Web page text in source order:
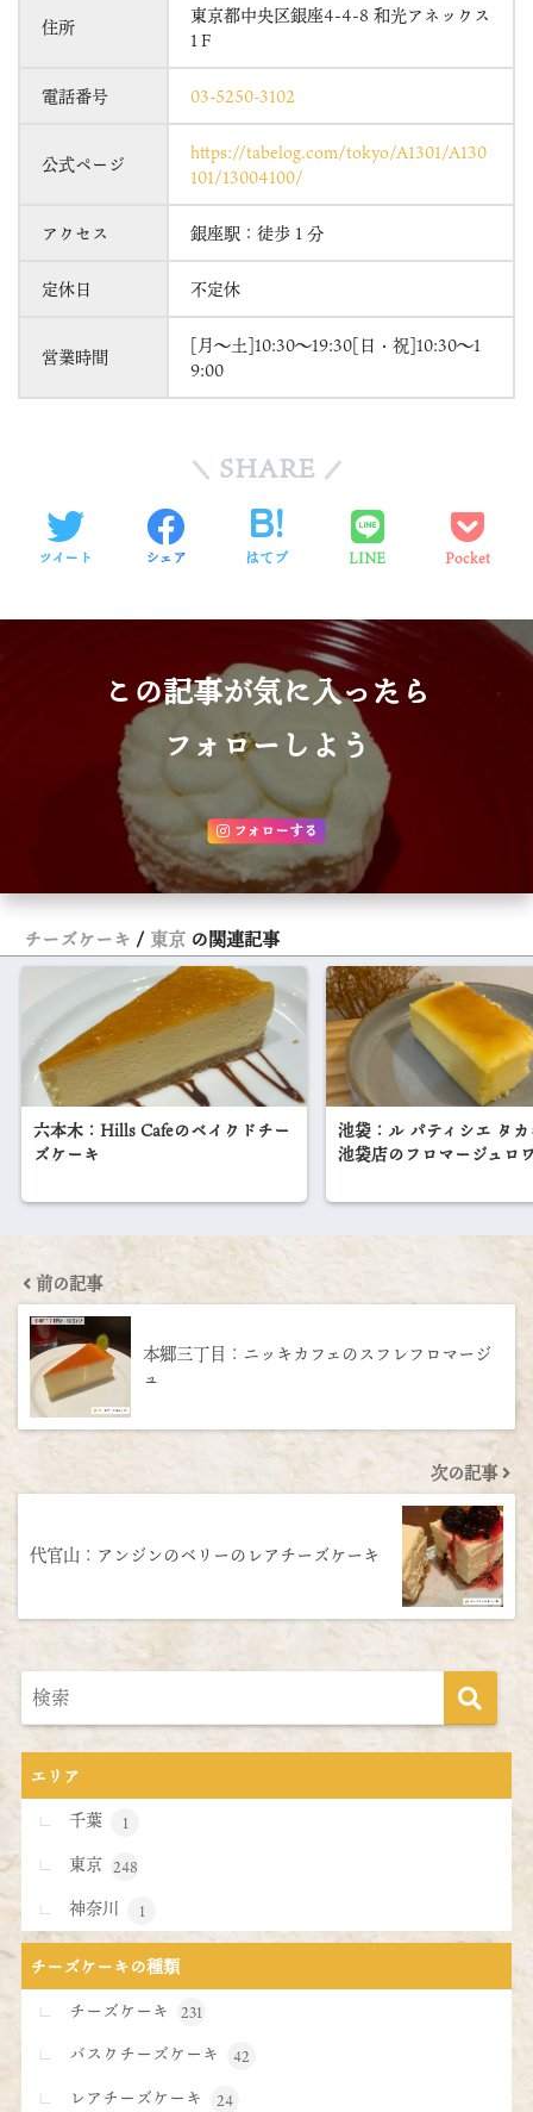
住所
東京都中央区銀座4-4-8 和光アネックス
1Ｆ
電話番号 03-5250-3102
公式ページ
https://tabelog.com/tokyo/A1301/A130
101/13004100/
アクセス 銀座駅：徒歩１分
定休日 不定休
営業時間
[月～土]10:30～19:30[日・祝]10:30～1
9:00
SHARE
ツイート シェア はてブ LINE Pocket
この記事が気に入ったら
フォローしよう
フォローする
チーズケーキ 東京 の関連記事
六本木：Hills Cafeのベイクドチー
ズケーキ
池袋：ル パティシエ タ
池袋店のフロマージュロ
前の記事
本郷三丁目：ニッキカフェのスフレフロマージ
ュ
次の記事
代官山：アンジンのベリーのレアチーズケーキ
エリア
千葉
1
東京 248
神奈川 1
チーズケーキの種類
チーズケーキ
231
バスクチーズケーキ 42
レアチーズケーキ 24